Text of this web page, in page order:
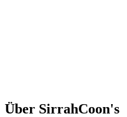
Über SirrahCoon's